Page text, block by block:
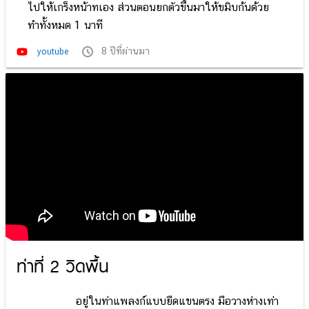
ไปให้เกร็งหน้าทเอง ส่วนตอนยกตัวขึ้นมาให้ขมิบก้นด้วย
ทำทั้งหมด 1 นาที
youtube 8 ปีที่ผ่านมา
ท่าที่ 2 วิดพื้น
อยู่ในท่าแพลงก์แบบยืดแขนตรง มือวางห่างเท่า